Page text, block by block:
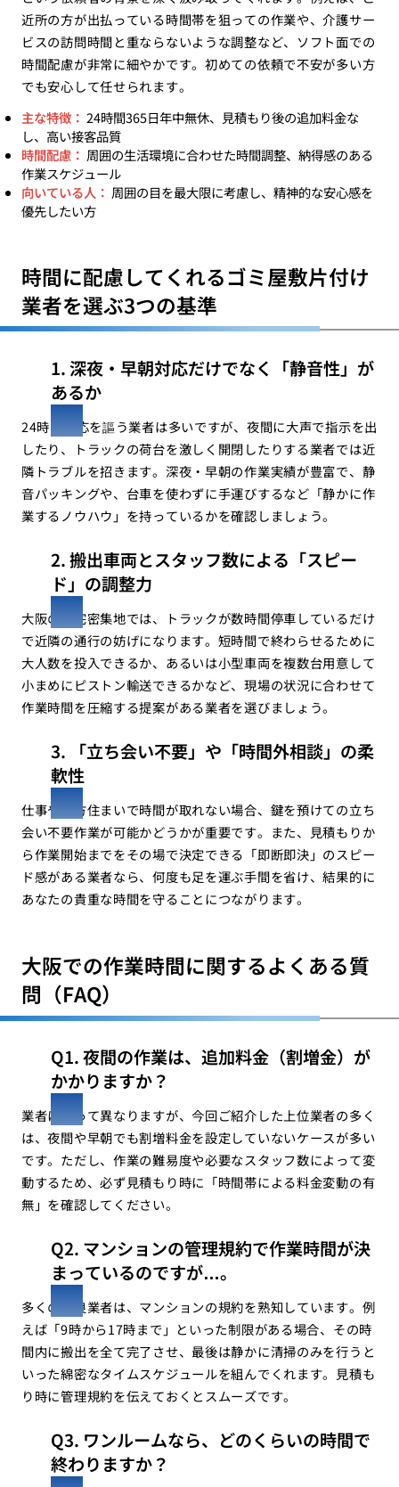
近所の方が出払っている時間帯を狙っての作業や、介護サー
ビスの訪問時間と重ならないような調整など、ソフト面での
時間配慮が非常に細やかです。初めての依頼で不安が多い方
でも安心して任せられます。
主な特徴： 24時間365日年中無休、見積もり後の追加料金な
し、高い接客品質
時間配慮： 周囲の生活環境に合わせた時間調整、納得感のある
作業スケジュール
向いている人： 周囲の目を最大限に考慮し、精神的な安心感を
優先したい方
時間に配慮してくれるゴミ屋敷片付け
業者を選ぶ3つの基準
1. 深夜・早朝対応だけでなく「静音性」が
あるか
24時間対応を謳う業者は多いですが、夜間に大声で指示を出
したり、トラックの荷台を激しく開閉したりする業者では近
隣トラブルを招きます。深夜・早朝の作業実績が豊富で、静
音パッキングや、台車を使わずに手運びするなど「静かに作
業するノウハウ」を持っているかを確認しましょう。
2. 搬出車両とスタッフ数による「スピー
ド」の調整力
大阪の住宅密集地では、トラックが数時間停車しているだけ
で近隣の通行の妨げになります。短時間で終わらせるために
大人数を投入できるか、あるいは小型車両を複数台用意して
小まめにピストン輸送できるかなど、現場の状況に合わせて
作業時間を圧縮する提案がある業者を選びましょう。
3. 「立ち会い不要」や「時間外相談」の柔
軟性
仕事や遠方住まいで時間が取れない場合、鍵を預けての立ち
会い不要作業が可能かどうかが重要です。また、見積もりか
ら作業開始までをその場で決定できる「即断即決」のスピー
ド感がある業者なら、何度も足を運ぶ手間を省け、結果的に
あなたの貴重な時間を守ることにつながります。
大阪での作業時間に関するよくある質
問（FAQ）
Q1. 夜間の作業は、追加料金（割増金）が
かかりますか？
業者によって異なりますが、今回ご紹介した上位業者の多く
は、夜間や早朝でも割増料金を設定していないケースが多い
です。ただし、作業の難易度や必要なスタッフ数によって変
動するため、必ず見積もり時に「時間帯による料金変動の有
無」を確認してください。
Q2. マンションの管理規約で作業時間が決
まっているのですが…。
多くの優良業者は、マンションの規約を熟知しています。例
えば「9時から17時まで」といった制限がある場合、その時
間内に搬出を全て完了させ、最後は静かに清掃のみを行うと
いった綿密なタイムスケジュールを組んでくれます。見積も
り時に管理規約を伝えておくとスムーズです。
Q3. ワンルームなら、どのくらいの時間で
終わりますか？